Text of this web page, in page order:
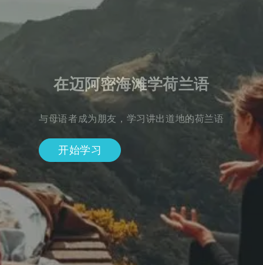
在迈阿密海滩学荷兰语
与母语者成为朋友，学习讲出道地的荷兰语
开始学习